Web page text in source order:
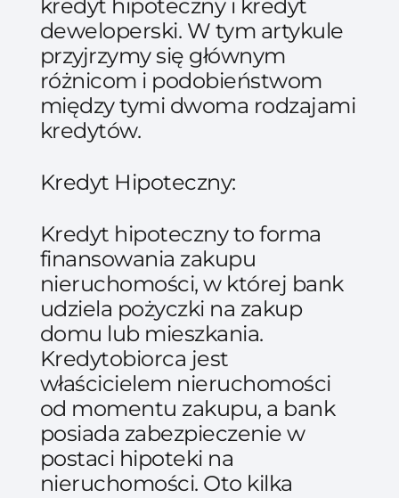
kredyt hipoteczny i kredyt
deweloperski. W tym artykule
przyjrzymy się głównym
różnicom i podobieństwom
między tymi dwoma rodzajami
kredytów.
Kredyt Hipoteczny:
Kredyt hipoteczny to forma
finansowania zakupu
nieruchomości, w której bank
udziela pożyczki na zakup
domu lub mieszkania.
Kredytobiorca jest
właścicielem nieruchomości
od momentu zakupu, a bank
posiada zabezpieczenie w
postaci hipoteki na
nieruchomości. Oto kilka